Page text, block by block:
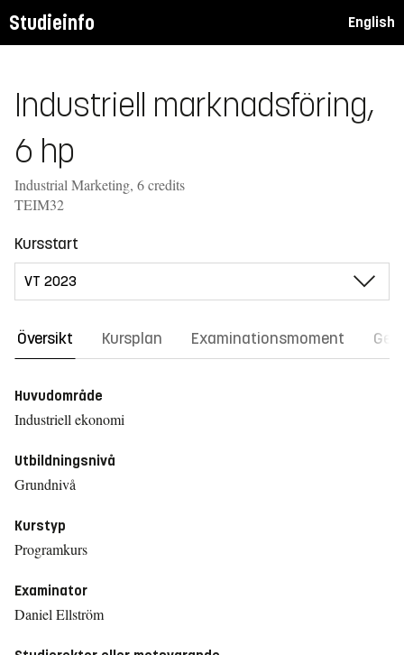
Studieinfo English
Industriell marknadsföring,
6 hp
Industrial Marketing, 6 credits
TEIM32
Kursstart
Översikt Kursplan Examinationsmoment
Huvudområde
Industriell ekonomi
Utbildningsnivå
Grundnivå
Kurstyp
Programkurs
Examinator
Daniel Ellström